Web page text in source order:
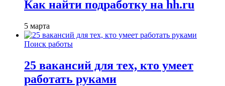
Как найти подработку на hh.ru
5 марта
Поиск работы
25 вакансий для тех, кто умеет
работать руками